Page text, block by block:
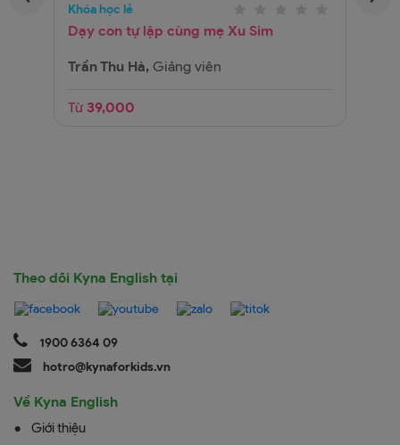
Khóa học lẻ
Dạy con tự lập cùng mẹ Xu Sim
Trần Thu Hà, Giảng viên
Từ 39,000
Theo dõi Kyna English tại
1900 6364 09
hotro@kynaforkids.vn
Về Kyna English
Giới thiệu